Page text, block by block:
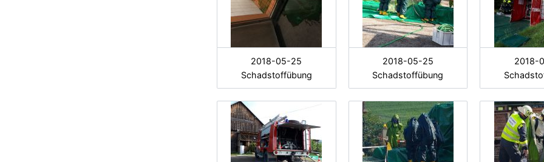
2018-05-25
Schadstoffübung
2018-05-25
Schadstoffübung
2018-